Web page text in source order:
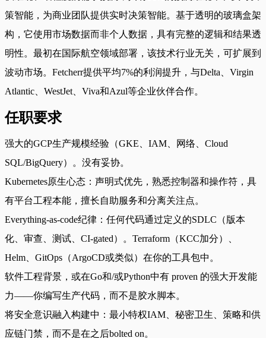
策智能，为商业团队提供实时决策智能。基于透明的玻璃盒架
构，它使用市场数据而非个人数据，具有完整的逻辑和结果透
明性。最初在国际航空领域部署，该技术行业无关，可扩展到
波动市场。Fetcherr提供平均7%的利润提升，与Delta、Virgin
Atlantic、WestJet、Viva和Azul等企业伙伴合作。
任职要求
强大的GCP生产规模经验（GKE、IAM、网络、Cloud
SQL/BigQuery）。没有妥协。
Kubernetes原生心态：声明式优先，熟悉控制器和操作符，具
有平台工程本能，擅长自助服务和分离关注点。
Everything-as-code纪律：任何代码通过定义的SDLC（版本
化、审查、测试、CI-gated）。Terraform（KCC加分）、
Helm、GitOps（ArgoCD或类似）在你的工具包中。
软件工程背景，或在Go和/或Python中有 proven 的强大开发能
力——你编写生产代码，而不是胶水脚本。
将安全意识融入构建中：最小特权IAM、秘密卫生、策略和供
应链门禁，而不是在之后bolted on。